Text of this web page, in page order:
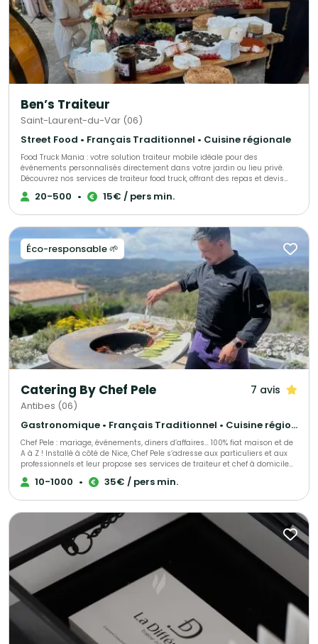
Ben’s Traiteur
Saint-Laurent-du-Var (06)
Street Food • Français Traditionnel • Cuisine régionale
Food Truck Mania : votre solution traiteur mobile idéale pour des
événements personnalisés directement dans votre jardin ou lieu privé.
Découvrez nos services de traiteur food truck, offrant des repas et devis
sur mesure pour un événement original et mémorable. Consultez nous
pour toutes les informations nécessaires, y compris nos menus pour
20-500 • 15€ / pers min.
Éco-responsable 🌱
Catering By Chef Pele 7 avis
Antibes (06)
Gastronomique • Français Traditionnel • Cuisine régionale
Chef Pele : mariage, événements, diners d’affaires… 100% fiat maison et de
A à Z ! Installé à côté de Nice, Chef Pele s’adresse aux particuliers et aux
professionnels et leur propose ses services de traiteur et chef à domicile
pour l’organisation de leurs événements. Allant de l’organisation de
banquets (Prince du Danemark) à du consulting (boulangerie « Paul ») le
Il offre à sa clientèle des produits de qualité et des vins sélectionnés par
un Maître Sommelier.
10-1000 • 35€ / pers min.